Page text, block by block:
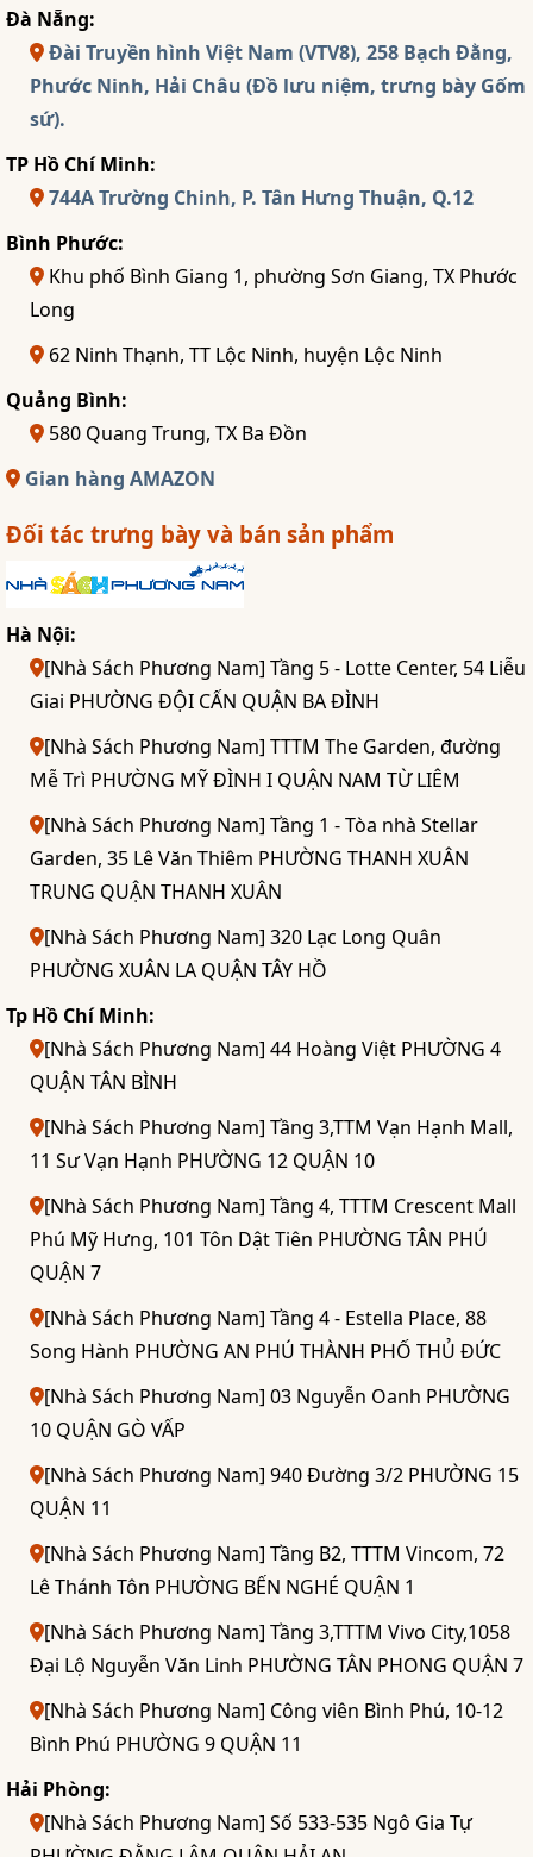
Đà Nẵng:
Đài Truyền hình Việt Nam (VTV8), 258 Bạch Đằng,
Phước Ninh, Hải Châu (Đồ lưu niệm, trưng bày Gốm
sứ).
TP Hồ Chí Minh:
744A Trường Chinh, P. Tân Hưng Thuận, Q.12
Bình Phước:
Khu phố Bình Giang 1, phường Sơn Giang, TX Phước
Long
62 Ninh Thạnh, TT Lộc Ninh, huyện Lộc Ninh
Quảng Bình:
580 Quang Trung, TX Ba Đồn
Gian hàng AMAZON
Đối tác trưng bày và bán sản phẩm
Hà Nội:
[Nhà Sách Phương Nam] Tầng 5 - Lotte Center, 54 Liễu
Giai PHƯỜNG ĐỘI CẤN QUẬN BA ĐÌNH
[Nhà Sách Phương Nam] TTTM The Garden, đường
Mễ Trì PHƯỜNG MỸ ĐÌNH I QUẬN NAM TỪ LIÊM
[Nhà Sách Phương Nam] Tầng 1 - Tòa nhà Stellar
Garden, 35 Lê Văn Thiêm PHƯỜNG THANH XUÂN
TRUNG QUẬN THANH XUÂN
[Nhà Sách Phương Nam] 320 Lạc Long Quân
PHƯỜNG XUÂN LA QUẬN TÂY HỒ
Tp Hồ Chí Minh:
[Nhà Sách Phương Nam] 44 Hoàng Việt PHƯỜNG 4
QUẬN TÂN BÌNH
[Nhà Sách Phương Nam] Tầng 3,TTM Vạn Hạnh Mall,
11 Sư Vạn Hạnh PHƯỜNG 12 QUẬN 10
[Nhà Sách Phương Nam] Tầng 4, TTTM Crescent Mall
Phú Mỹ Hưng, 101 Tôn Dật Tiên PHƯỜNG TÂN PHÚ
QUẬN 7
[Nhà Sách Phương Nam] Tầng 4 - Estella Place, 88
Song Hành PHƯỜNG AN PHÚ THÀNH PHỐ THỦ ĐỨC
[Nhà Sách Phương Nam] 03 Nguyễn Oanh PHƯỜNG
10 QUẬN GÒ VẤP
[Nhà Sách Phương Nam] 940 Đường 3/2 PHƯỜNG 15
QUẬN 11
[Nhà Sách Phương Nam] Tầng B2, TTTM Vincom, 72
Lê Thánh Tôn PHƯỜNG BẾN NGHÉ QUẬN 1
[Nhà Sách Phương Nam] Tầng 3,TTTM Vivo City,1058
Đại Lộ Nguyễn Văn Linh PHƯỜNG TÂN PHONG QUẬN 7
[Nhà Sách Phương Nam] Công viên Bình Phú, 10-12
Bình Phú PHƯỜNG 9 QUẬN 11
Hải Phòng:
[Nhà Sách Phương Nam] Số 533-535 Ngô Gia Tự